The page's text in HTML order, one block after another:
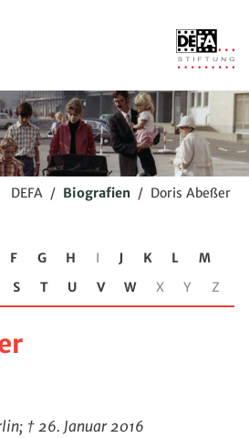
DEFA / Biografien / Doris Abeßer
F G H I J K L
M
S T U V W X Y Z
† 26. Januar 2016